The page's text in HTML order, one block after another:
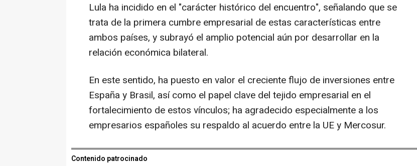
Lula ha incidido en el "carácter histórico del encuentro", señalando que se
trata de la primera cumbre empresarial de estas características entre
ambos países, y subrayó el amplio potencial aún por desarrollar en la
relación económica bilateral.
En este sentido, ha puesto en valor el creciente flujo de inversiones entre
España y Brasil, así como el papel clave del tejido empresarial en el
fortalecimiento de estos vínculos; ha agradecido especialmente a los
empresarios españoles su respaldo al acuerdo entre la UE y Mercosur.
Contenido patrocinado